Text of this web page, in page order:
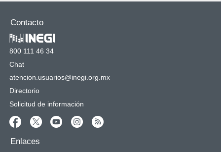
Contacto
800 111 46 34
Chat
atencion.usuarios@inegi.org.mx
Directorio
Solicitud de información
Enlaces